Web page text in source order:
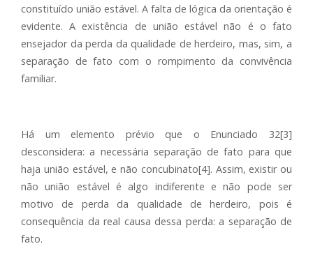
constituído união estável. A falta de lógica da orientação é
evidente. A existência de união estável não é o fato
ensejador da perda da qualidade de herdeiro, mas, sim, a
separação de fato com o rompimento da convivência
familiar.
Há um elemento prévio que o Enunciado 32[3]
desconsidera: a necessária separação de fato para que
haja união estável, e não concubinato[4]. Assim, existir ou
não união estável é algo indiferente e não pode ser
motivo de perda da qualidade de herdeiro, pois é
consequência da real causa dessa perda: a separação de
fato.